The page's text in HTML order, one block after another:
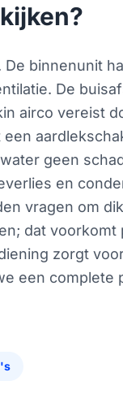
binnenunit
De
airco vereist
geen
en
vragen om
dat
zorgt
een